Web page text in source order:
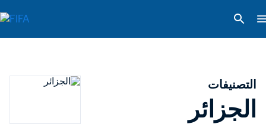
التصنيفات
الجزائر